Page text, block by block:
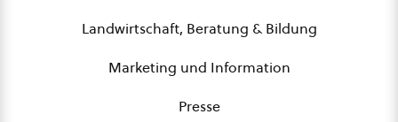
Landwirtschaft, Beratung & Bildung
Marketing und Information
Presse